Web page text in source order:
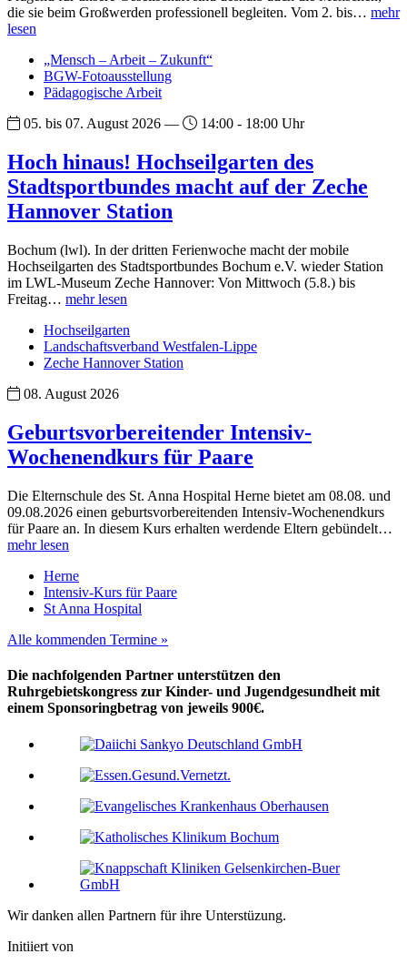
die sie beim Großwerden professionell begleiten. Vom 2. bis… mehr
lesen
„Mensch – Arbeit – Zukunft“
BGW-Fotoausstellung
Pädagogische Arbeit
05. bis 07. August 2026 —
14:00 - 18:00 Uhr
Hoch hinaus! Hochseilgarten des
Stadtsportbundes macht auf der Zeche
Hannover Station
Bochum (lwl). In der dritten Ferienwoche macht der mobile
Hochseilgarten des Stadtsportbundes Bochum e.V. wieder Station
im LWL-Museum Zeche Hannover: Von Mittwoch (5.8.) bis
Freitag… mehr lesen
Hochseilgarten
Landschaftsverband Westfalen-Lippe
Zeche Hannover Station
08. August 2026
Geburtsvorbereitender Intensiv-
Wochenendkurs für Paare
Die Elternschule des St. Anna Hospital Herne bietet am 08.08. und
09.08.2026 einen geburtsvorbereitenden Intensiv-Wochenendkurs
für Paare an. In diesem Kurs erhalten werdende Eltern gebündelt…
mehr lesen
Herne
Intensiv-Kurs für Paare
St Anna Hospital
Alle kommenden Termine »
Die nachfolgenden Partner unterstützen den
Ruhrgebietskongress zur Kinder- und Jugendgesundheit mit
einem Sponsoringbetrag von jeweils 900€.
Wir danken allen Partnern für ihre Unterstüzung.
Initiiert von